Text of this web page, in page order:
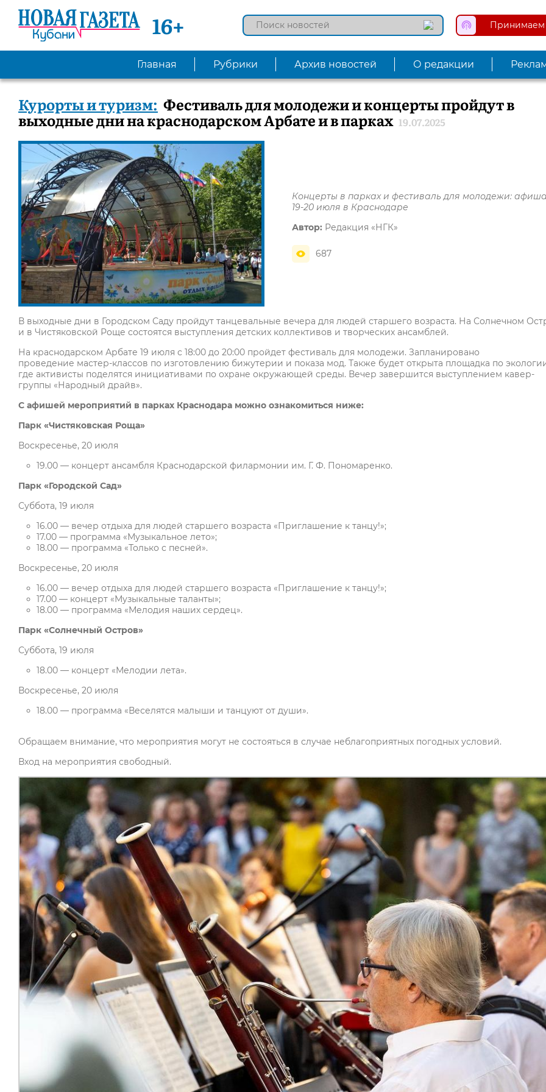
16+ Принимаем
Главная Рубрики Архив новостей О редакции
Курорты и туризм: Фестиваль для молодежи и концерты пройдут в
выходные дни на краснодарском Арбате и в парках 19.07.2025
Концерты в парках и фестиваль для молодежи:
19-20 июля в Краснодаре
Автор: Редакция «НГК»
687
В выходные дни в Городском Саду пройдут танцевальные вечера для людей старшего возраста. На Солнечном
и в Чистяковской Роще состоятся выступления детских коллективов и творческих ансамблей.
На краснодарском Арбате 19 июля с 18:00 до 20:00 пройдет фестиваль для молодежи. Запланировано
проведение мастер-классов по изготовлению бижутерии и показа мод. Также будет открыта площадка по
где активисты поделятся инициативами по охране окружающей среды. Вечер завершится выступлением кавер-
группы «Народный драйв».
С афишей мероприятий в парках Краснодара можно ознакомиться ниже:
Парк «Чистяковская Роща»
Воскресенье, 20 июля
19.00 — концерт ансамбля Краснодарской филармонии им. Г. Ф. Пономаренко.
Парк «Городской Сад»
Суббота, 19 июля
16.00 — вечер отдыха для людей старшего возраста «Приглашение к танцу!»;
17.00 — программа «Музыкальное лето»;
18.00 — программа «Только с песней».
Воскресенье, 20 июля
16.00 — вечер отдыха для людей старшего возраста «Приглашение к танцу!»;
17.00 — концерт «Музыкальные таланты»;
18.00 — программа «Мелодия наших сердец».
Парк «Солнечный Остров»
Суббота, 19 июля
18.00 — концерт «Мелодии лета».
Воскресенье, 20 июля
18.00 — программа «Веселятся малыши и танцуют от души».
Обращаем внимание, что мероприятия могут не состояться в случае неблагоприятных погодных условий.
Вход на мероприятия свободный.